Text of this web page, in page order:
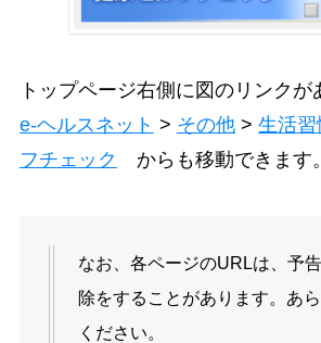
トップページ右側に図のリンクが
e-ヘルスネット > その他> 生活習
フチェック
からも移動できます。
なお、各ページのURLは、予
除をすることがあります。あ
ください。